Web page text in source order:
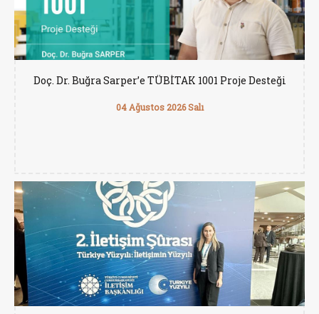
Doç. Dr. Buğra Sarper’e TÜBİTAK 1001 Proje Desteği
04 Ağustos 2026 Salı